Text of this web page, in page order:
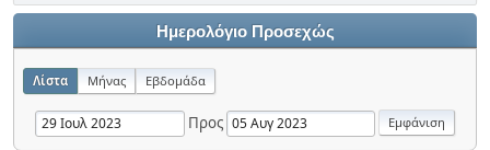
Ημερολόγιο Προσεχώς
Λίστα Μήνας Εβδομάδα
Προς